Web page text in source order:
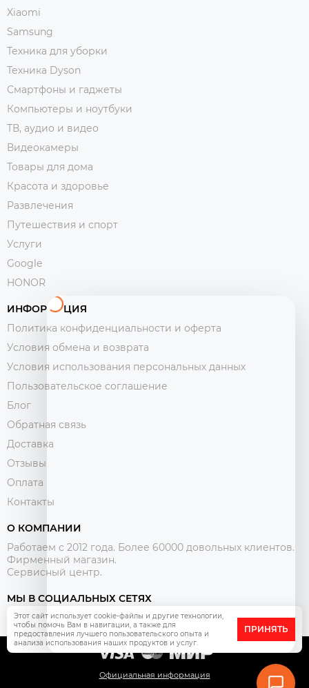
Xiaomi
Samsung
Техника для уборки
Техника Dyson
Смартфоны и гаджеты
Компьютеры и ноутбуки
ТВ, аудио и видео
Видеокамеры
Товары для дома
Красота и здоровье
Развлечения
Путешествия и спорт
Услуги
Google
HONOR
ИНФОРМАЦИЯ
Политика конфиденциальности и оферта
Условия обмена и возврата
Условия использования персональных данных
Пользовательское соглашение
Блог
Обратная связь
Доставка
Отзывы
Оплата
Контакты
О КОМПАНИИ
Работаем с 2012 года. Более 60000 довольных клиентов.
Фирменный магазин.
Сервисный центр.
МЫ В СОЦИАЛЬНЫХ СЕТЯХ
Официальная информация
Этот сайт использует cookie-файлы и другие технологии,
чтобы помочь Вам в навигации, а также для
предоставления лучшего пользовательского опыта и
анализа использования наших продуктов и услуг.
ПРИНЯТЬ